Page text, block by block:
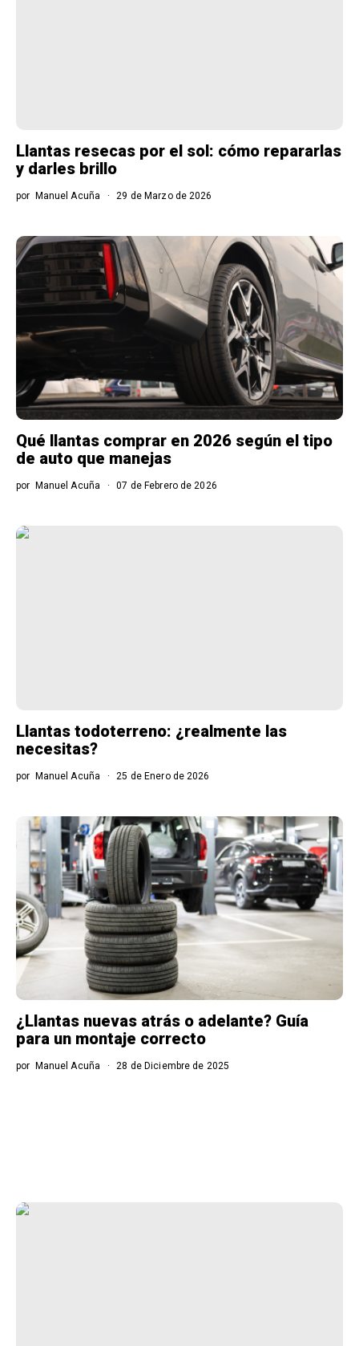
Llantas resecas por el sol: cómo repararlas
y darles brillo
por Manuel Acuña 29 de Marzo de 2026
Qué llantas comprar en 2026 según el tipo
de auto que manejas
por Manuel Acuña 07 de Febrero de 2026
Llantas todoterreno: ¿realmente las
necesitas?
por Manuel Acuña 25 de Enero de 2026
¿Llantas nuevas atrás o adelante? Guía
para un montaje correcto
por Manuel Acuña 28 de Diciembre de 2025